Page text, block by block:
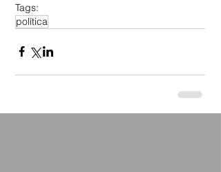
Tags:
política